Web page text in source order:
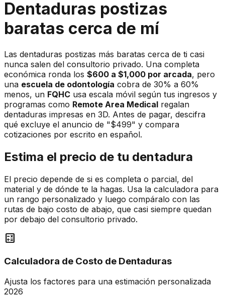
Dentaduras postizas
baratas cerca de mí
Las dentaduras postizas más baratas cerca de ti casi
nunca salen del consultorio privado. Una completa
económica ronda los $600 a $1,000 por arcada, pero
una escuela de odontología cobra de 30% a 60%
menos, un FQHC usa escala móvil según tus ingresos y
programas como Remote Area Medical regalan
dentaduras impresas en 3D. Antes de pagar, descifra
qué excluye el anuncio de "$499" y compara
cotizaciones por escrito en español.
Estima el precio de tu dentadura
El precio depende de si es completa o parcial, del
material y de dónde te la hagas. Usa la calculadora para
un rango personalizado y luego compáralo con las
rutas de bajo costo de abajo, que casi siempre quedan
por debajo del consultorio privado.
calculate
Calculadora de Costo de Dentaduras
Ajusta los factores para una estimación personalizada
2026